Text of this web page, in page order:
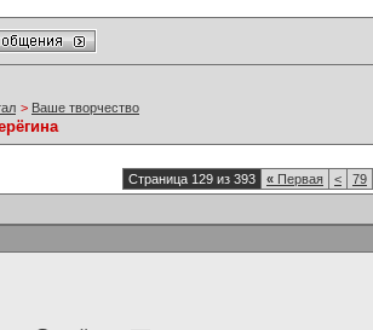
> Ваше творчество
Страница 129 из 393 « Первая < 79